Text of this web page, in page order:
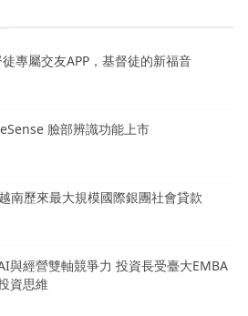
專屬交友APP，基督徒的新福音
臉部辨識功能上市
南歷來最大規模國際銀團社會貸款
與經營雙軸競爭力 投資長受臺大EMBA
資思維